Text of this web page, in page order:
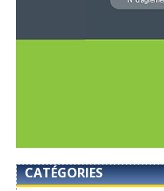
CATÉGORIES